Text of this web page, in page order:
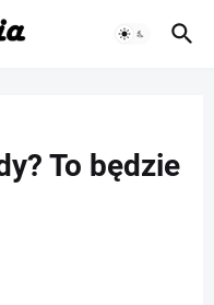
To będzie